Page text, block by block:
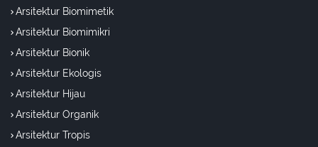
Arsitektur Biomimetik
Arsitektur Biomimikri
Arsitektur Bionik
Arsitektur Ekologis
Arsitektur Hijau
Arsitektur Organik
Arsitektur Tropis